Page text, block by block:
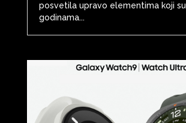
posvetila upravo elementima koji su
godinama...